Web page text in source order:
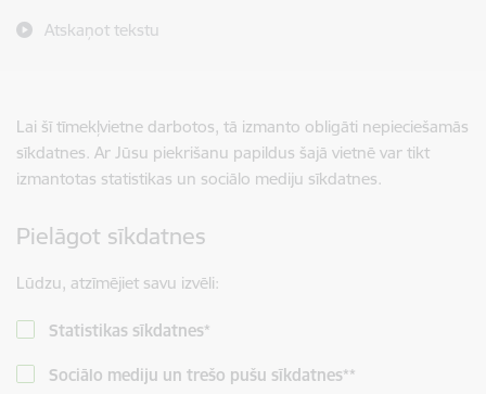
Atskaņot tekstu
Lai šī tīmekļvietne darbotos, tā izmanto obligāti nepieciešamās
sīkdatnes. Ar Jūsu piekrišanu papildus šajā vietnē var tikt
izmantotas statistikas un sociālo mediju sīkdatnes.
Pielāgot sīkdatnes
Lūdzu, atzīmējiet savu izvēli:
Statistikas sīkdatnes*
Sociālo mediju un trešo pušu sīkdatnes**